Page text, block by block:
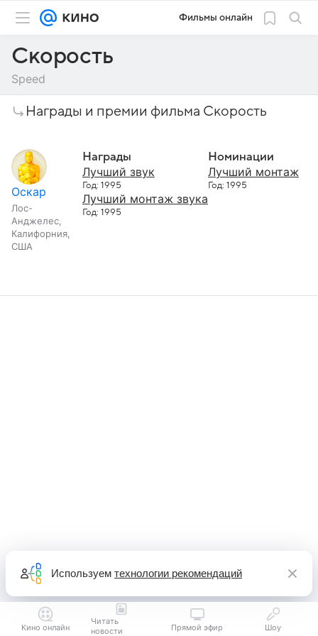
Фильмы онлайн
Скорость
Speed
Награды и премии фильма Скорость
Оскар
Лос-
Анджелес,
Калифорния,
США
Награды
Лучший звук
Год: 1995
Лучший монтаж звука
Год: 1995
Номинации
Лучший монтаж
Год: 1995
Кино онлайн
Читать
новости
Прямой эфир Шоу
Используем технологии рекомендаций